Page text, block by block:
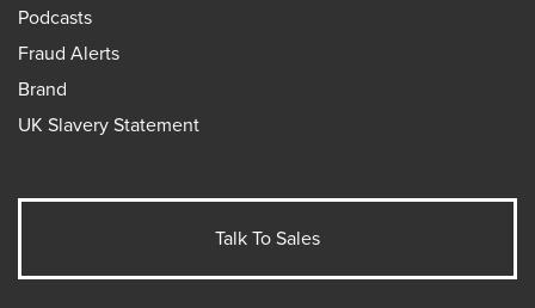
Podcasts
Fraud Alerts
Brand
UK Slavery Statement
Talk To Sales